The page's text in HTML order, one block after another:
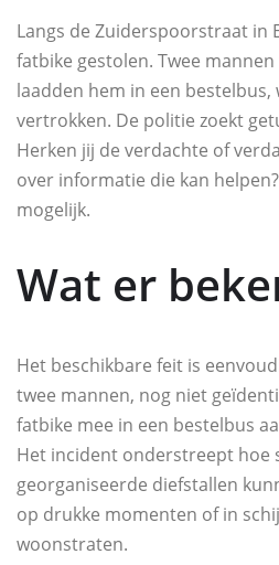
Langs de Zuiderspoorstraat in
fatbike gestolen. Twee
laadden hem in een bestelbus,
vertrokken. De politie zoekt
Herken jij de verdachte of
over informatie die kan
mogelijk.
Wat er
Het beschikbare feit is
twee mannen, nog niet
fatbike mee in een bestelbus
Het incident onderstreept hoe
georganiseerde diefstallen
op drukke momenten of in
woonstraten.